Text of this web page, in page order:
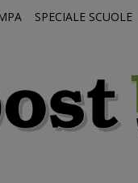
SPECIALE SCUOLE